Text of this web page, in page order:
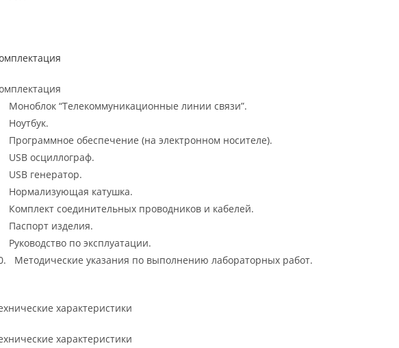
Моноблок “Телекоммуникационные линии связи”.
Ноутбук.
Программное обеспечение (на электронном носителе).
USB осциллограф.
USB генератор.
Нормализующая катушка.
Комплект соединительных проводников и кабелей.
Паспорт изделия.
Руководство по эксплуатации.
Методические указания по выполнению лабораторных работ.
характеристики
характеристики